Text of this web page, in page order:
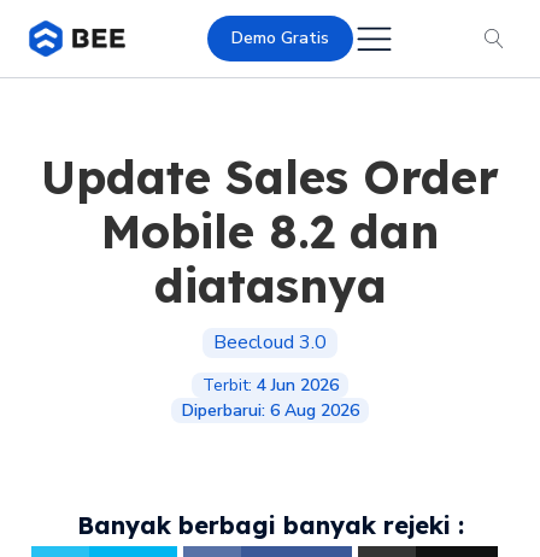
Demo Gratis
Update Sales Order
Mobile 8.2 dan
diatasnya
Beecloud 3.0
Terbit: 4 Jun 2026
Diperbarui: 6 Aug 2026
Banyak berbagi banyak rejeki :